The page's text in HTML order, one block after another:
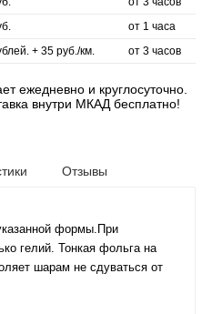
от 1 часа
+ 35 руб./км. от 3 часов
ежедневно и круглосуточно.
внутри МКАД бесплатно!
Отзывы
формы.При
гелий. Тонкая фольга на
шарам не сдуваться от